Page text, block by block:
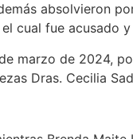
absolvieron
cual fue acusado
marzo de 2024,
Dras. Cecilia